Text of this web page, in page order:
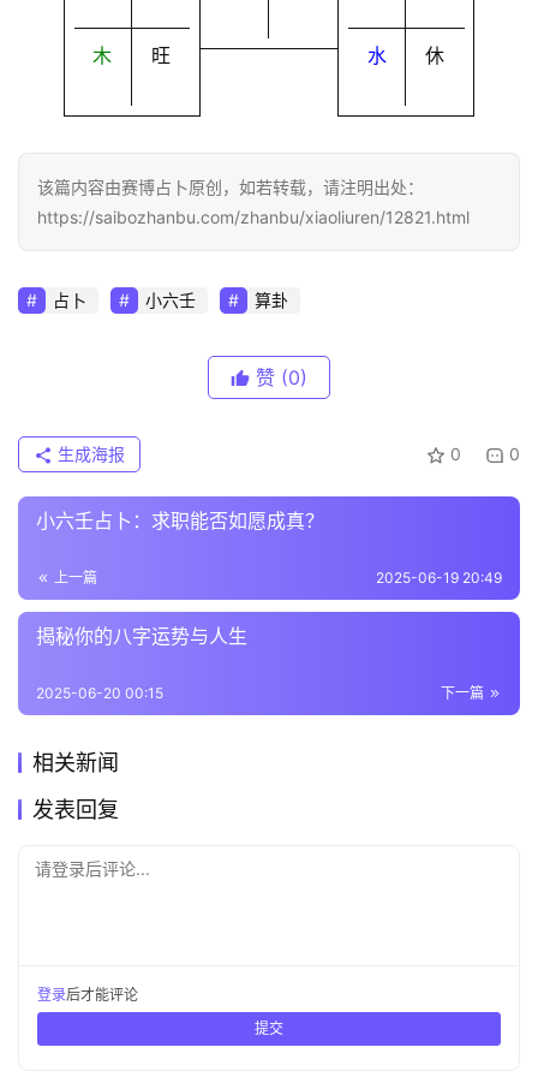
木 旺 水 休
该篇内容由赛博占卜原创，如若转载，请注明出处：
https://saibozhanbu.com/zhanbu/xiaoliuren/12821.html
占卜 小六壬 算卦
赞 (0)
0 0
生成海报
小六壬占卜：求职能否如愿成真？
上一篇 2025-06-19 20:49
揭秘你的八字运势与人生
下一篇
2025-06-20 00:15
相关新闻
发表回复
请登录后评论...
登录后才能评论
提交